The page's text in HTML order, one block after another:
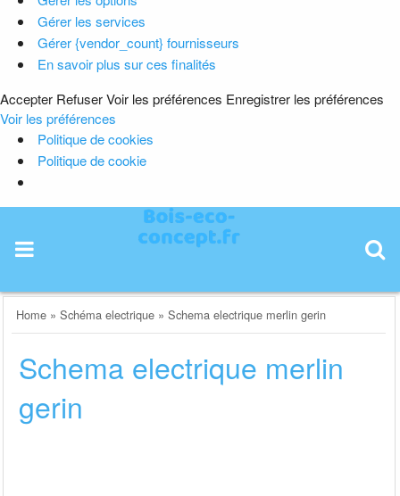
Gérer les services
Gérer {vendor_count} fournisseurs
En savoir plus sur ces finalités
Accepter RefuserVoir les préférences Enregistrer les préférences
Voir les préférences
Politique de cookies
Politique de cookie
content
Home »Schéma electrique »Schema electrique merlin gerin
Schema electrique merlin
gerin